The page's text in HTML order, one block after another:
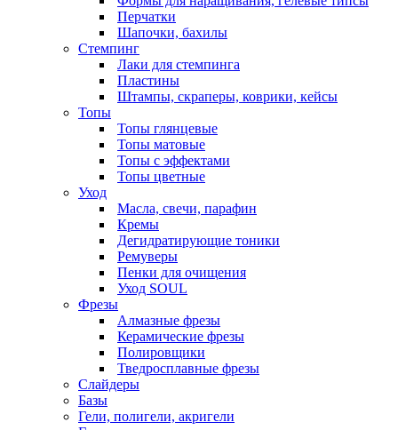
Перчатки
Шапочки, бахилы
Стемпинг
Лаки для стемпинга
Пластины
Штампы, скраперы, коврики, кейсы
Топы
Топы глянцевые
Топы матовые
Топы с эффектами
Топы цветные
Уход
Масла, свечи, парафин
Кремы
Дегидратирующие тоники
Ремуверы
Пенки для очищения
Уход SOUL
Фрезы
Алмазные фрезы
Керамические фрезы
Полировщики
Тведросплавные фрезы
Слайдеры
Базы
Гели, полигели, акригели